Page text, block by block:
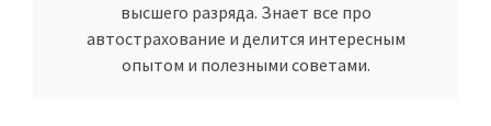
высшего разряда. Знает все про
автострахование и делится интересным
опытом и полезными советами.